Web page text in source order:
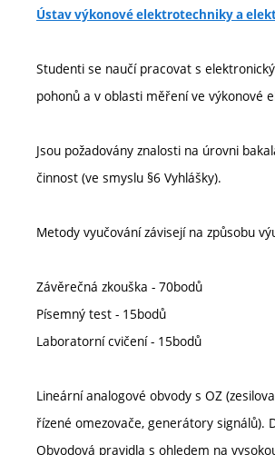
Ústav výkonové elektrotechniky a
Studenti se naučí pracovat s
pohonů a v oblasti měření ve výkonové
Jsou požadovány znalosti na úrovni
činnost (ve smyslu §6 Vyhlášky).
Metody vyučování závisejí na způsobu
Závěrečná zkouška - 70bodů
Písemný test - 15bodů
Laboratorní cvičení - 15bodů
Lineární analogové obvody s OZ
řízené omezovače, generátory signálů).
Obvodová pravidla s ohledem na